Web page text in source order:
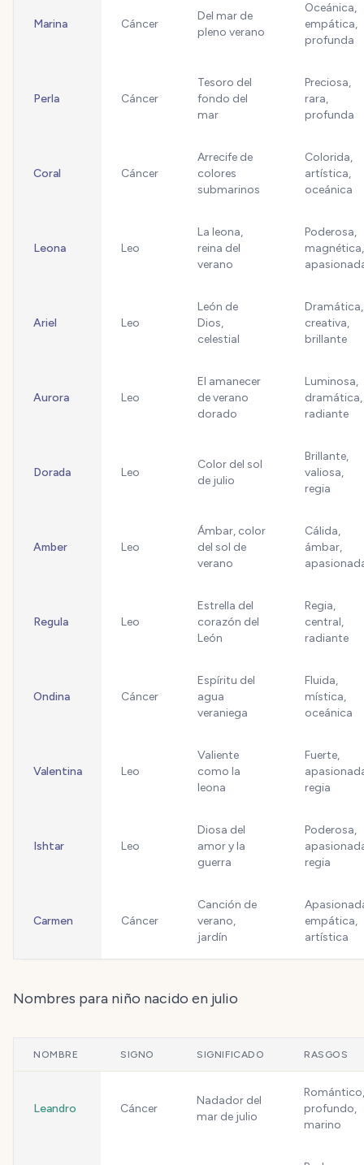
Marina Cáncer
Del mar de
pleno verano
Oceánica,
empática,
profunda
Perla Cáncer
Tesoro del
fondo del
mar
Preciosa,
rara,
profunda
Coral Cáncer
Arrecife de
colores
submarinos
Colorida,
artística,
oceánica
Leona Leo
La leona,
reina del
verano
Poderosa,
magnética,
Ariel Leo
León de
Dios,
celestial
Dramática,
creativa,
brillante
Aurora Leo
El amanecer
de verano
dorado
Luminosa,
dramática,
radiante
Dorada Leo
Color del sol
de julio
Brillante,
valiosa,
regia
Amber Leo
Ámbar, color
del sol de
verano
Cálida,
ámbar,
Regula Leo
Estrella del
corazón del
León
Regia,
central,
radiante
Ondina Cáncer
Espíritu del
agua
veraniega
Fluida,
mística,
oceánica
Valentina Leo
Valiente
como la
leona
Fuerte,
regia
Ishtar Leo
Diosa del
amor y la
guerra
Poderosa,
regia
Carmen Cáncer
Canción de
verano,
jardín
empática,
artística
Nombres para niño nacido en julio
NOMBRE SIGNO SIGNIFICADO RASGOS
Leandro Cáncer
Nadador del
mar de julio
Romántico,
profundo,
marino